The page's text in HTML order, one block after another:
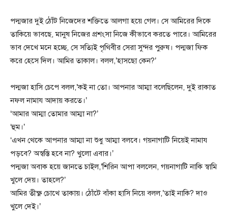
পদ্মজার দুই ঠোঁট নিজেদের শক্তিতে আলগা হয়ে গেল। সে আমিরের দিকে
তাকিয়ে ভাবছে, মানুষ নিজের প্রশংসা নিজে কীভাবে করতে পারে। আমিরের
ভাব দেখে মনে হচ্ছে, সে সত্যিই পৃথিবীর সেরা সুন্দর পুরুষ। পদ্মজা ফিক
করে হেসে দিল। আমির তাকাল। বলল,’হাসছো কেন?’
পদ্মজা হাসি চেপে বলল,’কই না তো। আপনার আম্মা বলেছিলেন, দুই রাকাত
নফল নামায আদায় করতে।’
‘আমার আম্মা তোমার আম্মা না?’
‘হুম।’
‘এখন থেকে আপনার আম্মা না শুধু আম্মা বলবে। গয়নাগাটি নিয়েই নামায
পড়বে? অস্বস্তি হবে না? খুলো এবার।’
পদ্মজা অবাক হয়ে জানতে চাইল,’শিরিন আপা বললেন, গয়নাগাটি নাকি স্বামি
খুলে দেয়। তাহলে?’
আমির তীক্ষ্ণ চোখে তাকায়। ঠোঁটে বাঁকা হাসি নিয়ে বলল,’তাই নাকি? দাও
খুলে দেই।’